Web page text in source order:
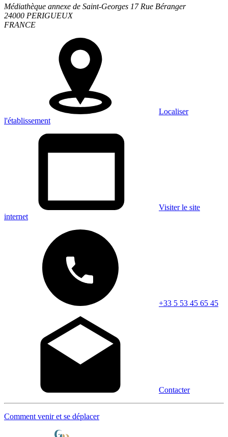
Médiathèque annexe de Saint-Georges 17 Rue Béranger
24000 PERIGUEUX
FRANCE
Localiser
l'établissement
Visiter le site
internet
+33 5 53 45 65 45
Contacter
Comment venir et se déplacer